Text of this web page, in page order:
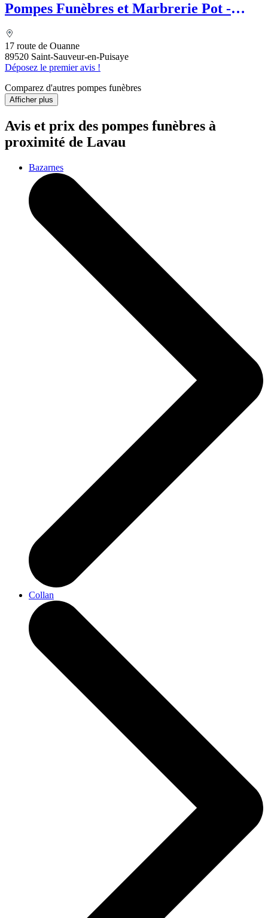
Pompes Funèbres et Marbrerie Pot -
17 route de Ouanne
89520 Saint-Sauveur-en-Puisaye
Déposez le premier avis !
Comparez d'autres pompes funèbres
Afficher plus
Avis et prix des pompes funèbres à
proximité de Lavau
Bazarnes
Collan